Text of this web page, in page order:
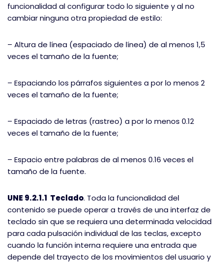
funcionalidad al configurar todo lo siguiente y al no
cambiar ninguna otra propiedad de estilo:
– Altura de línea (espaciado de línea) de al menos 1,5
veces el tamaño de la fuente;
– Espaciando los párrafos siguientes a por lo menos 2
veces el tamaño de la fuente;
– Espaciado de letras (rastreo) a por lo menos 0.12
veces el tamaño de la fuente;
– Espacio entre palabras de al menos 0.16 veces el
tamaño de la fuente.
UNE 9.2.1.1 Teclado. Toda la funcionalidad del
contenido se puede operar a través de una interfaz de
teclado sin que se requiera una determinada velocidad
para cada pulsación individual de las teclas, excepto
cuando la función interna requiere una entrada que
depende del trayecto de los movimientos del usuario y